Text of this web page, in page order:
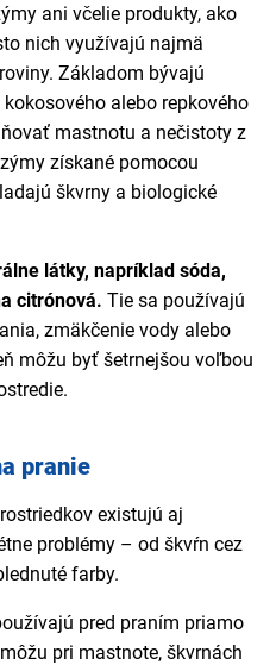
ani včelie produkty, ako
nich využívajú najmä
Základom bývajú
alebo repkového
mastnotu a nečistoty z
získané pomocou
škvrny a biologické
látky, napríklad sóda,
citrónová. Tie sa používajú
zmäkčenie vody alebo
môžu byť šetrnejšou voľbou
pranie
existujú aj
problémy – od škvŕn cez
farby.
pred praním priamo
pri mastnote, škvrnách